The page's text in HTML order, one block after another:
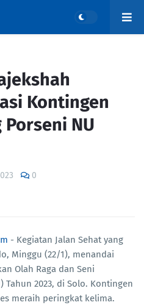
Kontingen
NU
0
- Kegiatan Jalan Sehat yang
Minggu (22/1), menandai
Olah Raga dan Seni
Tahun 2023, di Solo. Kontingen
meraih peringkat kelima.